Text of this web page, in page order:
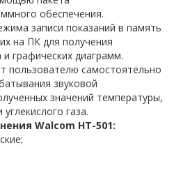
обеспечения.
записи показаний в память
на ПК для получения
графических диаграмм.
пользователю самостоятельно
звуковой
значений температуры,
газа.
Walcom HT-501: